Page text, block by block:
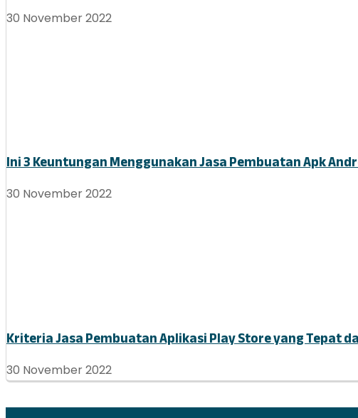
30 November 2022
Ini 3 Keuntungan Menggunakan Jasa Pembuatan Apk
30 November 2022
Kriteria Jasa Pembuatan Aplikasi Play Store yang Tepat
30 November 2022